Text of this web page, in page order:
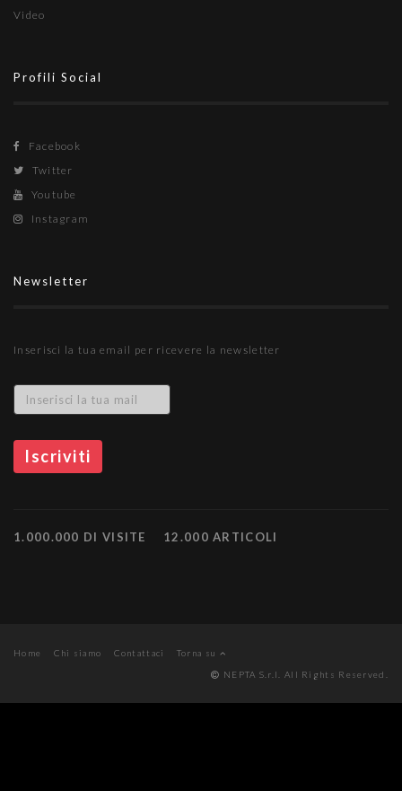
Video
Profili Social
Facebook
Twitter
Youtube
Instagram
Newsletter
Inserisci la tua email per ricevere la newsletter
1.000.000 DI VISITE 12.000 ARTICOLI
Home Chi siamo Contattaci
Torna su
NEPTA S.r.l. All Rights Reserved.